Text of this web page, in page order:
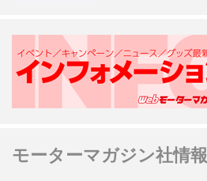
モーターマガジン社情報